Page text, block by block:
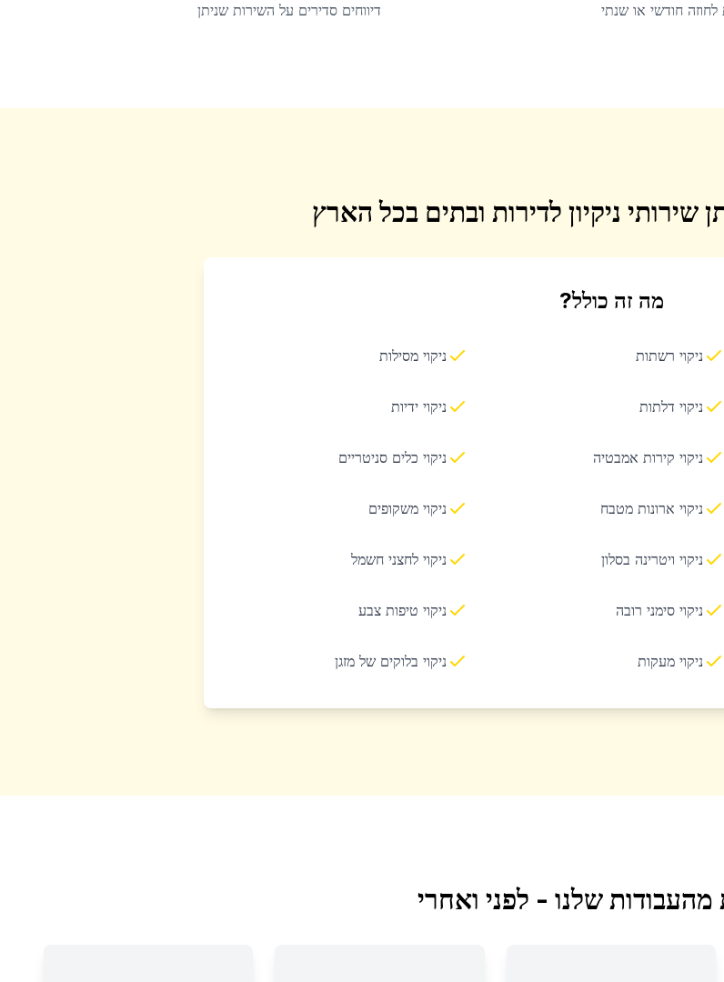
חודשי או שנתי דיווחים סדירים על השירות שניתן
שירותי ניקיון לדירות ובתים בכל הארץ
מה זה כולל?
ניקוי רשתות ניקוי מסילות
ניקוי דלתות ניקוי ידיות
ניקוי קירות אמבטיה ניקוי כלים סניטריים
ניקוי ארונות מטבח ניקוי משקופים
ניקוי ויטרינה בסלון ניקוי לחצני חשמל
ניקוי סימני רובה ניקוי טיפות צבע
ניקוי מעקות ניקוי בלוקים של מזגן
מהעבודות שלנו - לפני ואחרי